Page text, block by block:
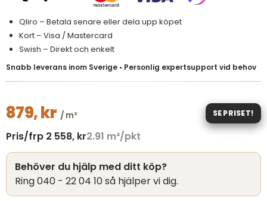
Qliro – Betala senare eller dela upp köpet
Kort – Visa / Mastercard
Swish – Direkt och enkelt
Snabb leverans inom Sverige • Personlig expertsupport vid behov
879,kr / m² SE PRISET!
Pris/frp 2 558, kr2.91 m²/pkt
Behöver du hjälp med ditt köp?
Ring 040 - 22 04 10 så hjälper vi dig.